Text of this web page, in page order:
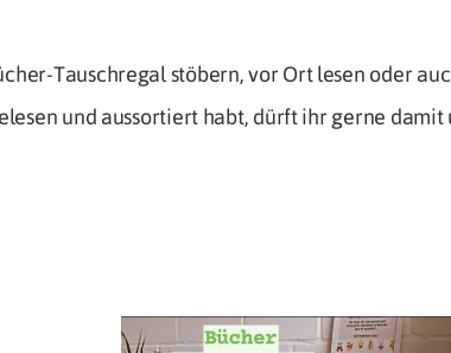
Tauschregal stöbern, vor Ort lesen oder
und aussortiert habt, dürft ihr gerne damit